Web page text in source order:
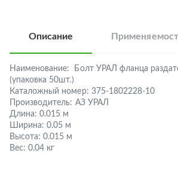
Описание
Наименование:
Болт УРАЛ фланца
(упаковка 50шт.)
Каталожный номер: 375-1802228-10
Производитель: АЗ УРАЛ
Длина: 0.015 м
Ширина: 0.05 м
Высота: 0.015 м
Вес: 0.04 кг